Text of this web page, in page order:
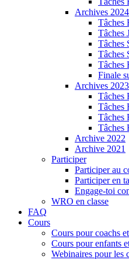
Archives 2024
Tâches
Tâches
Tâches
Tâches
Tâches
Finale
Archives 2023
Tâches
Tâches
Tâches
Tâches
Archive 2022
Archive 2021
Participer
Participer au
Participer en
Engage-toi
WRO en classe
FAQ
Cours
Cours pour coachs
Cours pour enfants
Webinaires pour les